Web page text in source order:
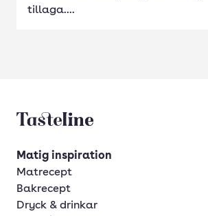
tillaga....
Tasteline startsida
Matig inspiration
Matrecept
Bakrecept
Dryck & drinkar